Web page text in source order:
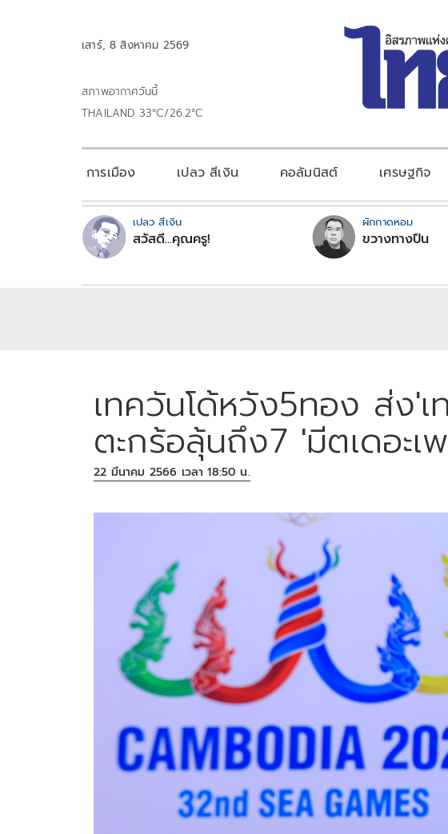
เสาร์, 8 สิงหาคม 2569
สภาพอากาศวันนี้
THAILAND 33°C/26.2°C
การเมือง เปลว สีเงิน คอลัมนิสต์ เศรษฐกิจ
เปลว สีเงิน
สวัสดี...คุณครู!
ผักกาดหอม
ขวางทางปืน
เทควันโด้หวัง5ทอง ส่ง'เ
ตะกร้อลุ้นถึง7 'มีตเดอะเ
22 มีนาคม 2566 เวลา 18:50 น.